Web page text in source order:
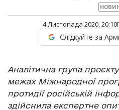
4 Листопада 2020, 20:10
Слідкуйте за
Аналітична група
межах Міжнародної
протидії російській
здійснила експертне